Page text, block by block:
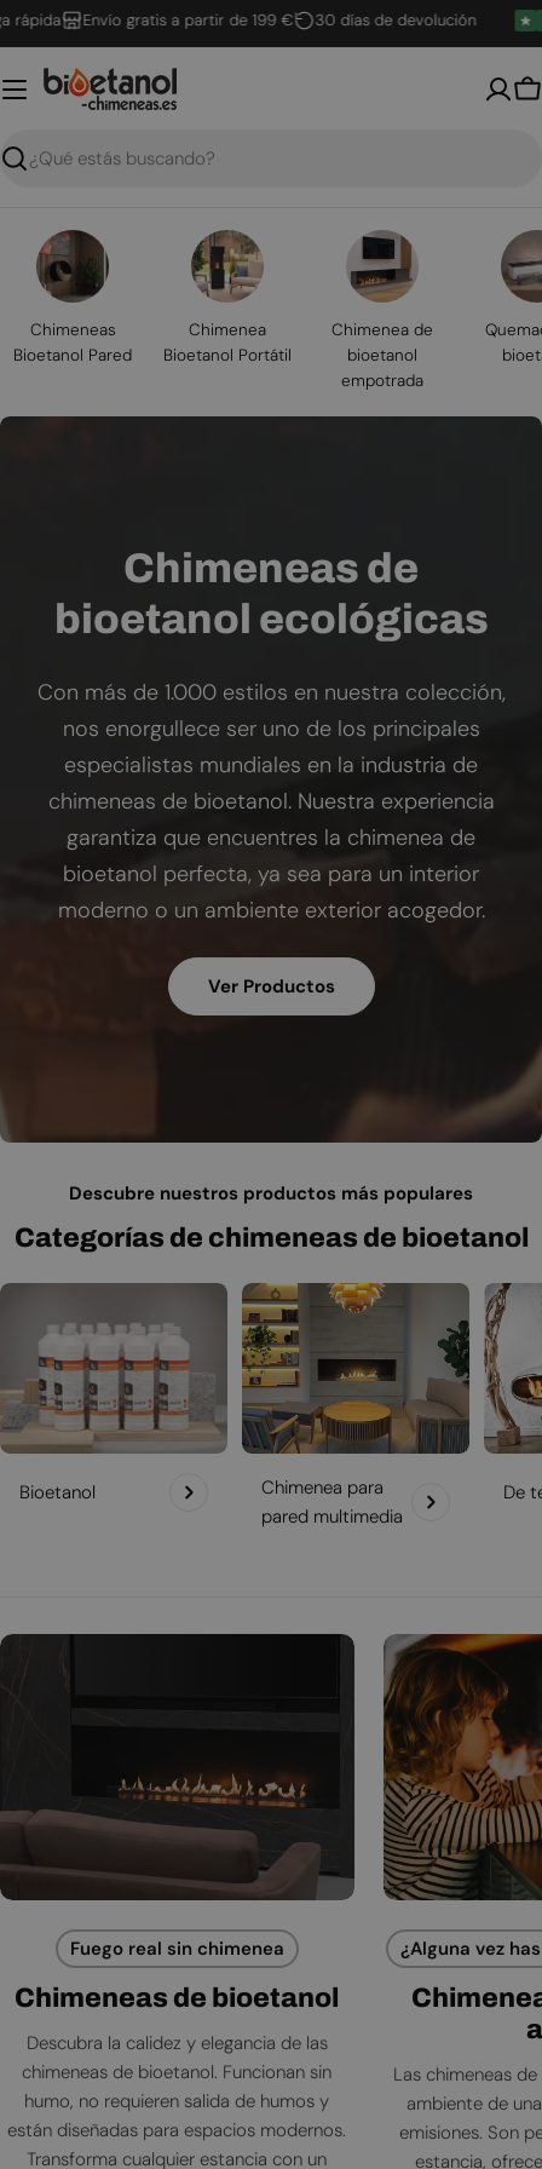
Saltar
al
contenido
Envío gratis a partir de 199 € 30 días de devolución
Buscar
Chimeneas
Bioetanol Pared
Chimenea
Bioetanol Portátil
Chimenea de
bioetanol
empotrada
Chimeneas de
bioetanol ecológicas
Con más de 1.000 estilos en nuestra colección,
nos enorgullece ser uno de los principales
especialistas mundiales en la industria de
chimeneas de bioetanol. Nuestra experiencia
garantiza que encuentres la chimenea de
bioetanol perfecta, ya sea para un interior
moderno o un ambiente exterior acogedor.
Ver Productos
Descubre nuestros productos más populares
Categorías de chimeneas de bioetanol
Bioetanol
Chimenea para
pared multimedia
De
Fuego real sin chimenea
Chimeneas de bioetanol
Descubra la calidez y elegancia de las
chimeneas de bioetanol. Funcionan sin
humo, no requieren salida de humos y
están diseñadas para espacios modernos.
Transforma cualquier estancia con un
¿Alguna vez
Las chimeneas
ambiente de
emisiones. Son
estancia,